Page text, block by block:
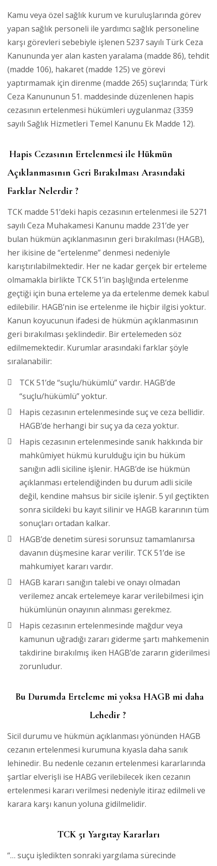
Kamu veya özel sağlık kurum ve kuruluşlarında görev
yapan sağlık personeli ile yardımcı sağlık personeline
karşı görevleri sebebiyle işlenen 5237 sayılı Türk Ceza
Kanununda yer alan kasten yaralama (madde 86), tehdit
(madde 106), hakaret (madde 125) ve görevi
yaptırmamak için direnme (madde 265) suçlarında; Türk
Ceza Kanununun 51. maddesinde düzenlenen hapis
cezasının ertelenmesi hükümleri uygulanmaz (3359
sayılı Sağlık Hizmetleri Temel Kanunu Ek Madde 12).
Hapis Cezasının Ertelenmesi ile Hükmün
Açıklanmasının Geri Bırakılması Arasındaki
Farklar Nelerdir ?
TCK madde 51’deki hapis cezasının ertelenmesi ile 5271
sayılı Ceza Muhakamesi Kanunu madde 231’de yer
bulan hükmün açıklanmasının geri bırakılması (HAGB),
her ikisine de “ertelenme” denmesi nedeniyle
karıştırılabilmektedir. Her ne kadar gerçek bir erteleme
olmamakla birlikte TCK 51’in başlığında ertelenme
geçtiği için buna erteleme ya da ertelenme demek kabul
edilebilir. HAGB’nin ise ertelenme ile hiçbir ilgisi yoktur.
Kanun koyucunun ifadesi de hükmün açıklanmasının
geri bırakılması şeklindedir. Bir ertelemeden söz
edilmemektedir. Kurumlar arasındaki farklar şöyle
sıralanabilir:
TCK 51’de “suçlu/hükümlü” vardır. HAGB’de
“suçlu/hükümlü” yoktur.
Hapis cezasının ertelenmesinde suç ve ceza bellidir.
HAGB’de herhangi bir suç ya da ceza yoktur.
Hapis cezasının ertelenmesinde sanık hakkında bir
mahkûmiyet hükmü kurulduğu için bu hüküm
sanığın adli siciline işlenir. HAGB’de ise hükmün
açıklanması ertelendiğinden bu durum adli sicile
değil, kendine mahsus bir sicile işlenir. 5 yıl geçtikten
sonra sicildeki bu kayıt silinir ve HAGB kararının tüm
sonuçları ortadan kalkar.
HAGB’de denetim süresi sorunsuz tamamlanırsa
davanın düşmesine karar verilir. TCK 51’de ise
mahkumiyet kararı vardır.
HAGB kararı sanığın talebi ve onayı olmadan
verilemez ancak ertelemeye karar verilebilmesi için
hükümlünün onayının alınması gerekmez.
Hapis cezasının ertelenmesinde mağdur veya
kamunun uğradığı zararı giderme şartı mahkemenin
takdirine bırakılmış iken HAGB’de zararın giderilmesi
zorunludur.
Bu Durumda Erteleme mi yoksa HAGB mi daha
Lehedir ?
Sicil durumu ve hükmün açıklanması yönünden HAGB
cezanın ertelenmesi kurumuna kıyasla daha sanık
lehinedir. Bu nedenle cezanın ertelenmesi kararlarında
şartlar elverişli ise HABG verilebilecek iken cezanın
ertelenmesi kararı verilmesi nedeniyle itiraz edilmeli ve
karara karşı kanun yoluna gidilmelidir.
TCK 51 Yargıtay Kararları
“… suçu işledikten sonraki yargılama sürecinde